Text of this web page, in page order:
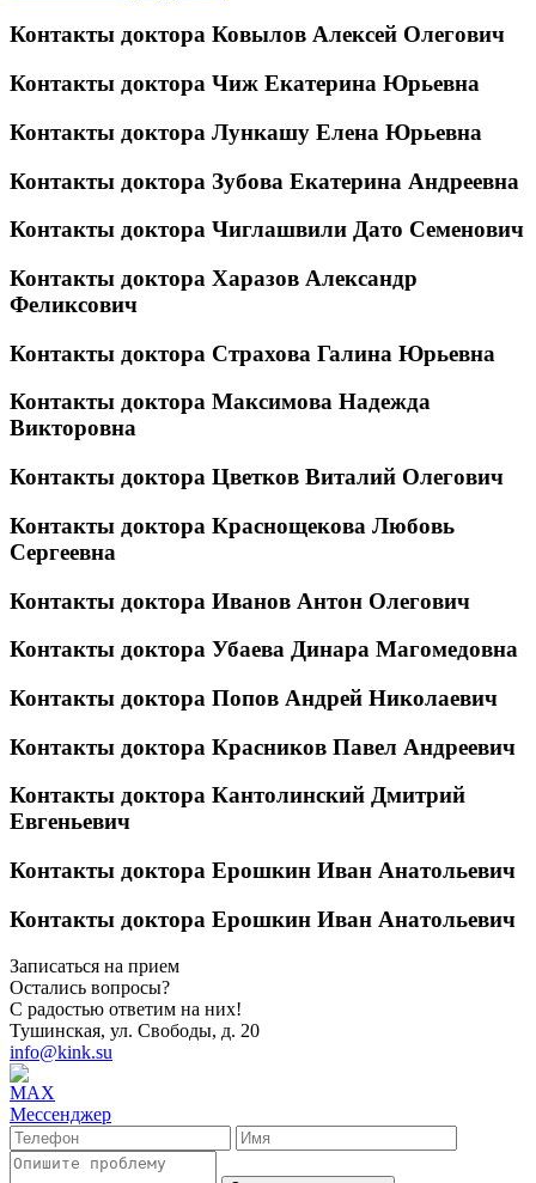
Контакты доктора Ковылов Алексей Олегович
Контакты доктора Чиж Екатерина Юрьевна
Контакты доктора Лункашу Елена Юрьевна
Контакты доктора Зубова Екатерина Андреевна
Контакты доктора Чиглашвили Дато Семенович
Контакты доктора Харазов Александр
Феликсович
Контакты доктора Страхова Галина Юрьевна
Контакты доктора Максимова Надежда
Викторовна
Контакты доктора Цветков Виталий Олегович
Контакты доктора Краснощекова Любовь
Сергеевна
Контакты доктора Иванов Антон Олегович
Контакты доктора Убаева Динара Магомедовна
Контакты доктора Попов Андрей Николаевич
Контакты доктора Красников Павел Андреевич
Контакты доктора Кантолинский Дмитрий
Евгеньевич
Контакты доктора Ерошкин Иван Анатольевич
Контакты доктора Ерошкин Иван Анатольевич
Записаться на прием
Остались вопросы?
С радостью ответим на них!
Тушинская, ул. Свободы, д. 20
info@kink.su